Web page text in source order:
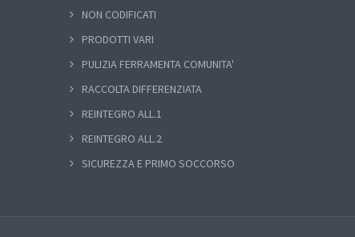
NON CODIFICATI
PRODOTTI VARI
PULIZIA FERRAMENTA COMUNITA'
RACCOLTA DIFFERENZIATA
REINTEGRO ALL.1
REINTEGRO ALL.2
SICUREZZA E PRIMO SOCCORSO